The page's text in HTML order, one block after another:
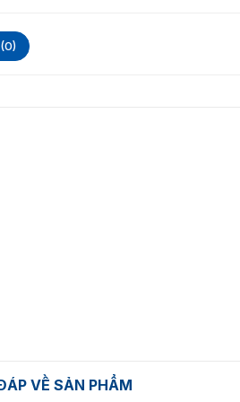
cách nhận dạng khuôn mặt: 0,3m ~
khảo thêm:
VỀ SẢN PHẨM